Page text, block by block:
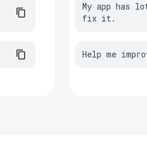
My app has
fix it.
Help me